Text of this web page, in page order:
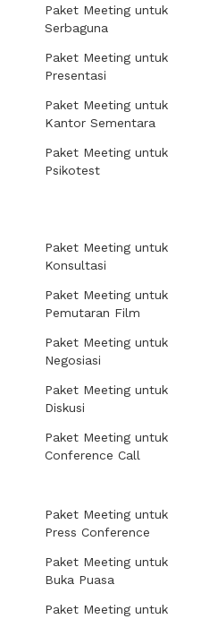
Paket Meeting untuk
Serbaguna
Paket Meeting untuk
Presentasi
Paket Meeting untuk
Kantor Sementara
Paket Meeting untuk
Psikotest
Paket Meeting untuk
Konsultasi
Paket Meeting untuk
Pemutaran Film
Paket Meeting untuk
Negosiasi
Paket Meeting untuk
Diskusi
Paket Meeting untuk
Conference Call
Paket Meeting untuk
Press Conference
Paket Meeting untuk
Buka Puasa
Paket Meeting untuk